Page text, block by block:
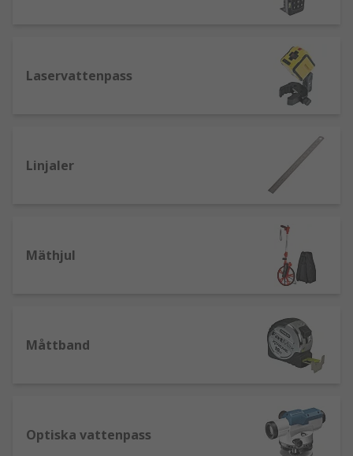
Kritsnöre - Sträcks över olika längder och
Ritspetsar - Används för att markera eller
rista på olika material. De hållbara spetsiga
linje när du mäter eller markerar material
På RS har vi ett stort urval av vinklar, vattenpass,
måttband, kritsnören, laservattenpass och mer
från vårt eget varumärke RS PRO och välkända
Laservattenpass
Linjaler
Mäthjul
Måttband
Optiska vattenpass